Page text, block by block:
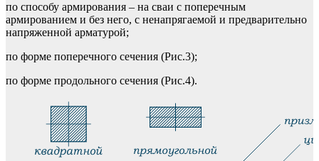
по способу армирования – на сваи с поперечным
армированием и без него, с ненапрягаемой и предварительно
напряженной арматурой;
по форме поперечного сечения (Рис.3);
по форме продольного сечения (Рис.4).